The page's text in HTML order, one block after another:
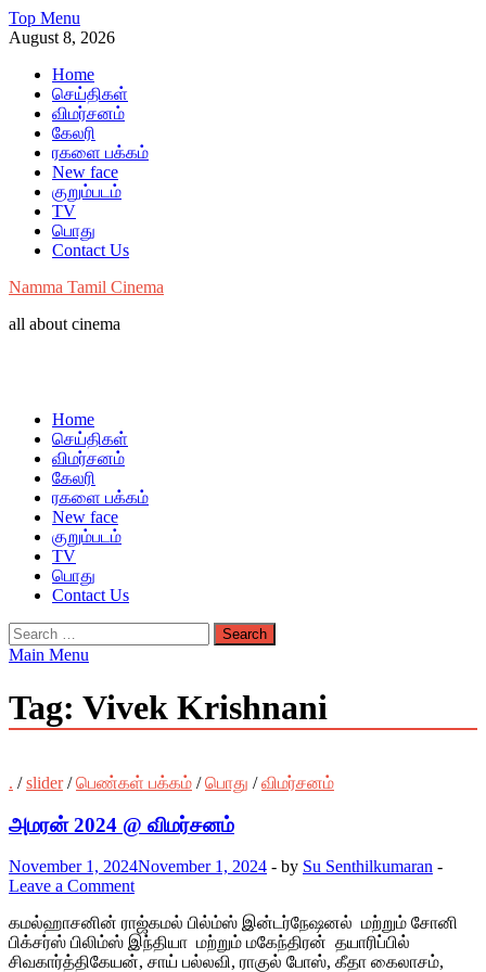
Skip
to
Top Menu
August 8, 2026
Home
செய்திகள்
விமர்சனம்
கேலரி
ரகளை பக்கம்
New face
குறும்படம்
TV
பொது
Contact Us
Namma Tamil Cinema
all about cinema
Home
செய்திகள்
விமர்சனம்
கேலரி
ரகளை பக்கம்
New face
குறும்படம்
TV
பொது
Contact Us
Search
for:
Main Menu
Tag: Vivek Krishnani
. /slider/பெண்கள் பக்கம் /பொது /விமர்சனம்
அமரன் 2024 @ விமர்சனம்
November 1, 2024November 1, 2024 - by Su Senthilkumaran -
Leave a Comment
கமல்ஹாசனின் ராஜ்கமல் பில்ம்ஸ் இன்டர்நேஷனல் மற்றும் சோனி
பிக்சர்ஸ் பிலிம்ஸ் இந்தியா மற்றும் மகேந்திரன் தயாரிப்பில்
சிவகார்த்திகேயன், சாய் பல்லவி, ராகுல் போஸ், கீதா கைலாசம்,